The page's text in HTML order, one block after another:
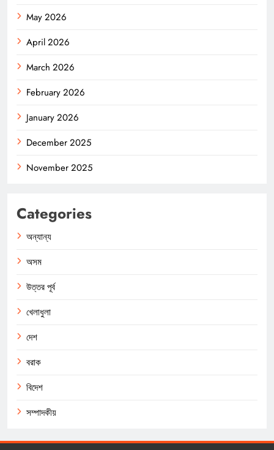
May 2026
April 2026
March 2026
February 2026
January 2026
December 2025
November 2025
Categories
অন্যান্য
অসম
উত্তর পূর্ব
খেলাধুলা
দেশ
বরাক
বিদেশ
সম্পাদকীয়